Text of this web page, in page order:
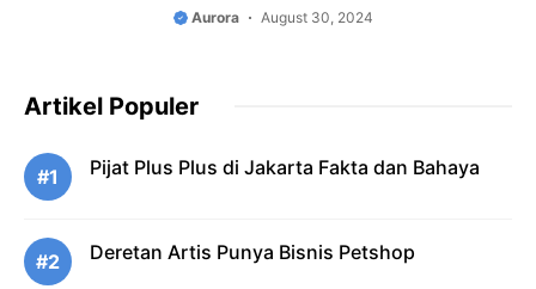
Aurora August 30, 2024
Artikel Populer
#1 Pijat Plus Plus di Jakarta Fakta dan Bahaya
#2 Deretan Artis Punya Bisnis Petshop